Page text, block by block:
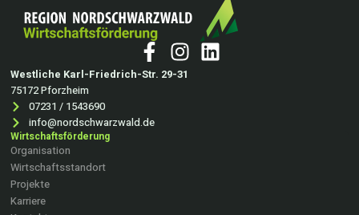
Westliche Karl-Friedrich-Str. 29-31
75172 Pforzheim
07231 / 1543690
info@nordschwarzwald.de
Wirtschaftsförderung
Organisation
Wirtschaftsstandort
Projekte
Karriere